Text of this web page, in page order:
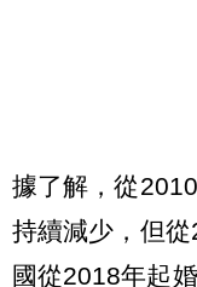
據了解，從
持續減少，但
國從2018年起